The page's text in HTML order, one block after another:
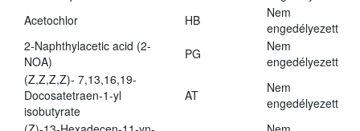
Acetochlor
HB
Nem
engedélyezett
2-Naphthylacetic acid (2-
NOA)
PG
Nem
engedélyezett
(Z,Z,Z,Z)- 7,13,16,19-
Docosatetraen-1-yl
isobutyrate
AT
Nem
engedélyezett